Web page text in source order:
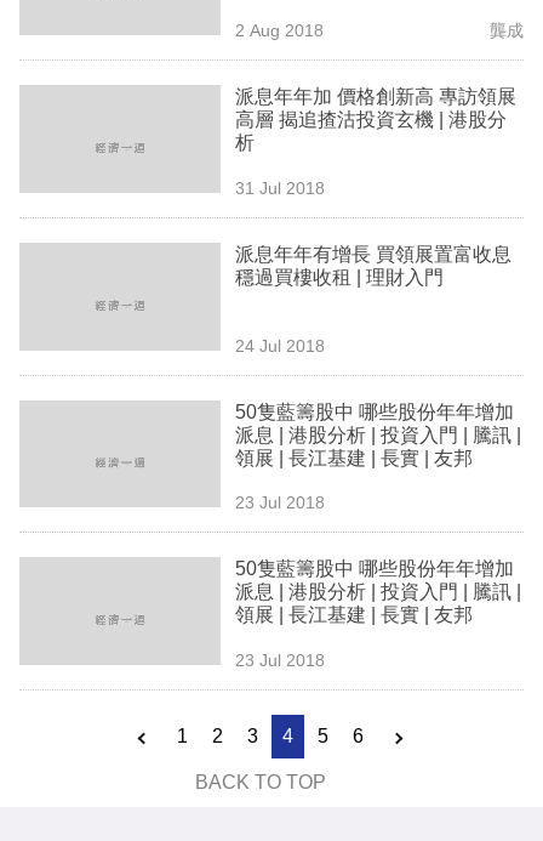
區
2 Aug 2018 龔成
派息年年加 價格創新高 專訪領展
高層 揭追揸沽投資玄機 | 港股分
析
31 Jul 2018
派息年年有增長 買領展置富收息
穩過買樓收租 | 理財入門
24 Jul 2018
50隻藍籌股中 哪些股份年年增加
派息 | 港股分析 | 投資入門 | 騰訊 |
領展 | 長江基建 | 長實 | 友邦
23 Jul 2018
50隻藍籌股中 哪些股份年年增加
派息 | 港股分析 | 投資入門 | 騰訊 |
領展 | 長江基建 | 長實 | 友邦
23 Jul 2018
1 2 3 4 5 6
BACK TO TOP